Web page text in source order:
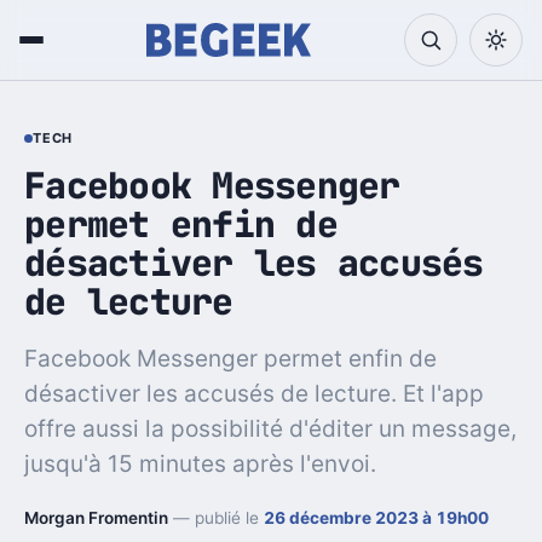
TECH
Facebook Messenger
permet enfin de
désactiver les accusés
de lecture
Facebook Messenger permet enfin de
désactiver les accusés de lecture. Et l'app
offre aussi la possibilité d'éditer un message,
jusqu'à 15 minutes après l'envoi.
Morgan Fromentin — publié le 26 décembre 2023 à 19h00